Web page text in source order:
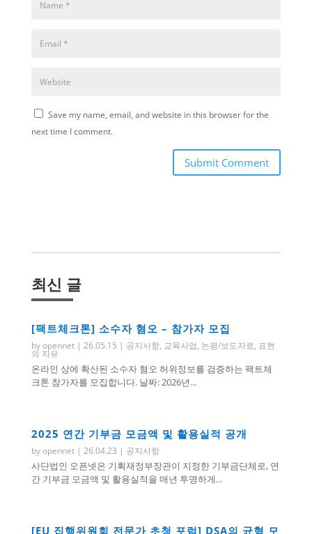
Save my name, email, and website in this browser for the
next time I comment.
Submit Comment
최신 글
[팩트체크톤] 소수자 혐오 – 참가자 모집
byopennet| 26.05.15 | 공지사항, 교육사업, 논평/보도자료, 표현
의 자유
온라인 상에 확산된 소수자 혐오 허위정보를 검증하는 팩트체
크톤 참가자를 모집합니다. 날짜: 2026년...
2025 연간 기부금 모금액 및 활용실적 공개
byopennet| 26.04.23 | 공지사항
사단법인 오픈넷은 기획재정부장관이 지정한 기부금단체로, 연
간 기부금 모금액 및 활용실적을 매년 투명하게...
[EU 집행위원회 전문가 초청 포럼] DSA의 균형 모